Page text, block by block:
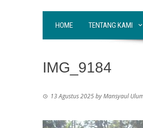
HOME TENTANG KAMI
IMG_9184
13 Agustus 2025byMansyaul